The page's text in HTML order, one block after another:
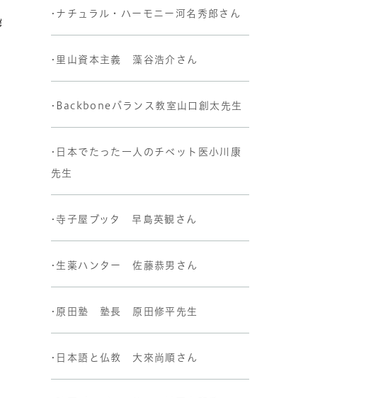
•ナチュラル・ハーモニー河名秀郎さん
•里山資本主義 藻谷浩介さん
•Backboneバランス教室山口創太先生
•日本でたった一人のチベット医小川康
先生
•寺子屋ブッタ 早島英観さん
•生薬ハンター 佐藤恭男さん
•原田塾 塾長 原田修平先生
•日本語と仏教 大來尚順さん